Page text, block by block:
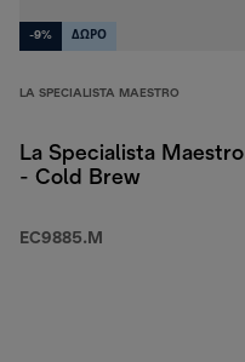
-9% ΔΩΡΟ
LA SPECIALISTA MAESTRO
La Specialista Maestro
- Cold Brew
EC9885.M